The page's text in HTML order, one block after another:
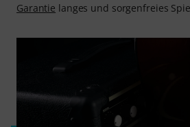
Garantie langes und sorgenfreies